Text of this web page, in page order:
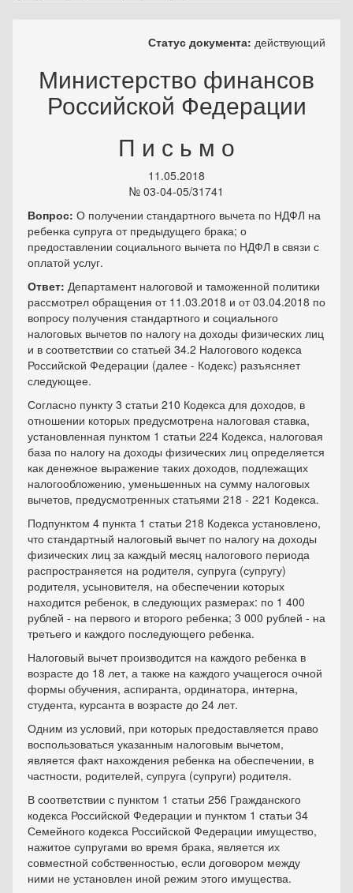
Статус документа: действующий
Министерство финансов
Российской Федерации
П и с ь м о
11.05.2018
№ 03-04-05/31741
Вопрос: О получении стандартного вычета по НДФЛ на
ребенка супруга от предыдущего брака; о
предоставлении социального вычета по НДФЛ в связи с
оплатой услуг.
Ответ: Департамент налоговой и таможенной политики
рассмотрел обращения от 11.03.2018 и от 03.04.2018 по
вопросу получения стандартного и социального
налоговых вычетов по налогу на доходы физических лиц
и в соответствии со статьей 34.2 Налогового кодекса
Российской Федерации (далее - Кодекс) разъясняет
следующее.
Согласно пункту 3 статьи 210 Кодекса для доходов, в
отношении которых предусмотрена налоговая ставка,
установленная пунктом 1 статьи 224 Кодекса, налоговая
база по налогу на доходы физических лиц определяется
как денежное выражение таких доходов, подлежащих
налогообложению, уменьшенных на сумму налоговых
вычетов, предусмотренных статьями 218 - 221 Кодекса.
Подпунктом 4 пункта 1 статьи 218 Кодекса установлено,
что стандартный налоговый вычет по налогу на доходы
физических лиц за каждый месяц налогового периода
распространяется на родителя, супруга (супругу)
родителя, усыновителя, на обеспечении которых
находится ребенок, в следующих размерах: по 1 400
рублей - на первого и второго ребенка; 3 000 рублей - на
третьего и каждого последующего ребенка.
Налоговый вычет производится на каждого ребенка в
возрасте до 18 лет, а также на каждого учащегося очной
формы обучения, аспиранта, ординатора, интерна,
студента, курсанта в возрасте до 24 лет.
Одним из условий, при которых предоставляется право
воспользоваться указанным налоговым вычетом,
является факт нахождения ребенка на обеспечении, в
частности, родителей, супруга (супруги) родителя.
В соответствии с пунктом 1 статьи 256 Гражданского
кодекса Российской Федерации и пунктом 1 статьи 34
Семейного кодекса Российской Федерации имущество,
нажитое супругами во время брака, является их
совместной собственностью, если договором между
ними не установлен иной режим этого имущества.